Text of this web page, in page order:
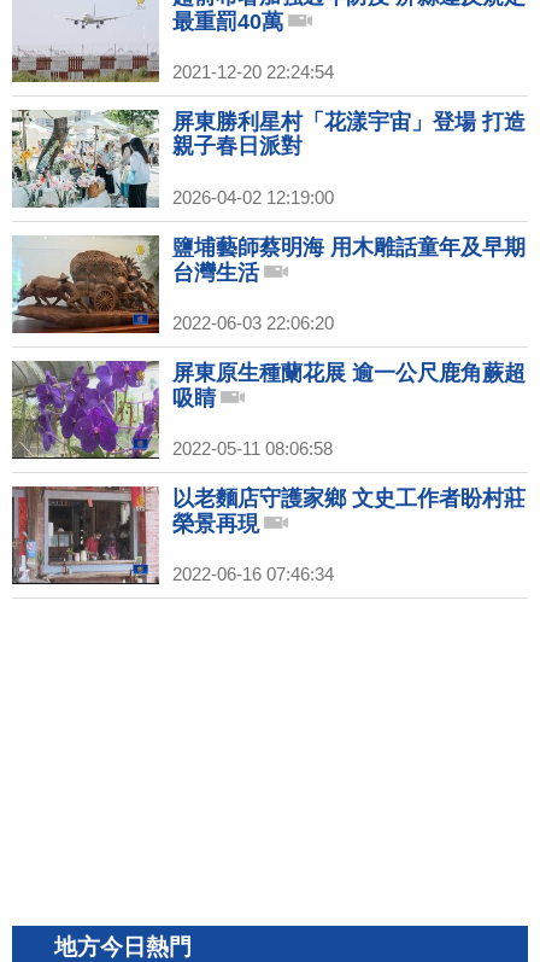
最重罰40萬
2021-12-20 22:24:54
屏東勝利星村「花漾宇宙」登場 打造
親子春日派對
2026-04-02 12:19:00
鹽埔藝師蔡明海 用木雕話童年及早期
台灣生活
2022-06-03 22:06:20
屏東原生種蘭花展 逾一公尺鹿角蕨超
吸睛
2022-05-11 08:06:58
以老麵店守護家鄉 文史工作者盼村莊
榮景再現
2022-06-16 07:46:34
地方今日熱門